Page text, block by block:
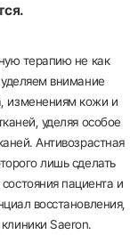
терапию не как
внимание
изменениям кожи и
уделяя особое
Антивозрастная
лишь сделать
пациента и
восстановления,
Saeron.